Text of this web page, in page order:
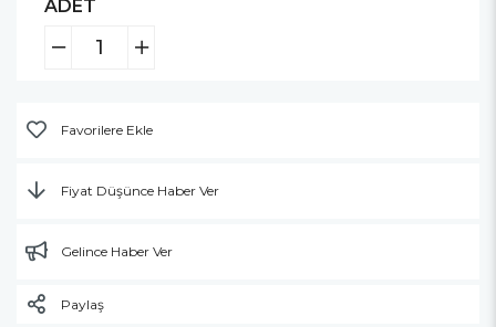
ADET
Favorilere Ekle
Fiyat Düşünce Haber Ver
Gelince Haber Ver
Paylaş